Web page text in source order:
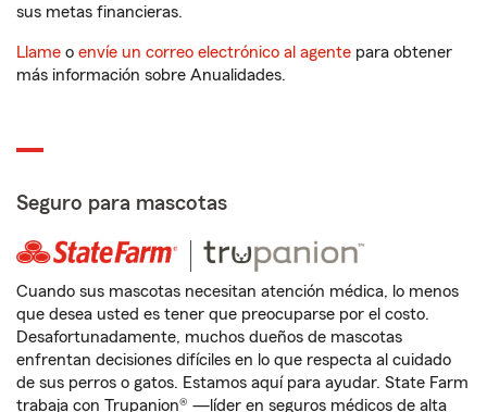
sus metas financieras.
Llame o envíe un correo electrónico al agente para obtener
más información sobre Anualidades.
Seguro para mascotas
Cuando sus mascotas necesitan atención médica, lo menos
que desea usted es tener que preocuparse por el costo.
Desafortunadamente, muchos dueños de mascotas
enfrentan decisiones difíciles en lo que respecta al cuidado
de sus perros o gatos. Estamos aquí para ayudar. State Farm
trabaja con Trupanion® —líder en seguros médicos de alta